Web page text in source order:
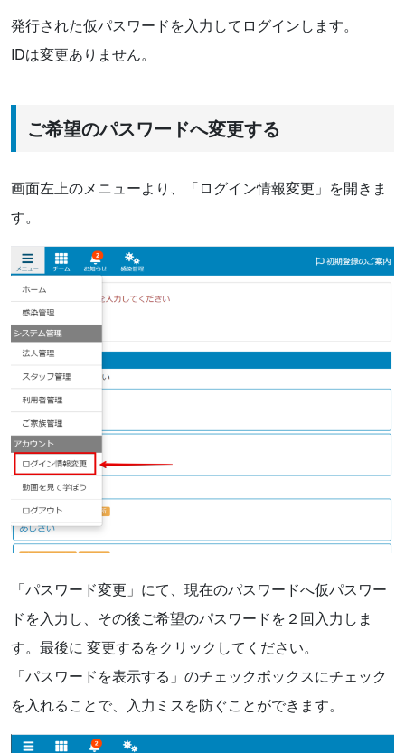
発行された仮パスワードを入力してログインします。
IDは変更ありません。
ご希望のパスワードへ変更する
画面左上のメニューより、「ログイン情報変更」を開きま
す。
「パスワード変更」にて、現在のパスワードへ仮パスワー
ドを入力し、その後ご希望のパスワードを２回入力しま
す。最後に 変更するをクリックしてください。
「パスワードを表示する」のチェックボックスにチェック
を入れることで、入力ミスを防ぐことができます。